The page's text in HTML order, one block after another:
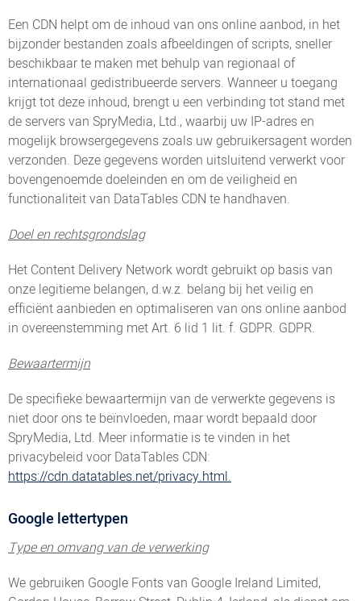
Een CDN helpt om de inhoud van ons online aanbod, in het
bijzonder bestanden zoals afbeeldingen of scripts, sneller
beschikbaar te maken met behulp van regionaal of
internationaal gedistribueerde servers. Wanneer u toegang
krijgt tot deze inhoud, brengt u een verbinding tot stand met
de servers van SpryMedia, Ltd., waarbij uw IP-adres en
mogelijk browsergegevens zoals uw gebruikersagent worden
verzonden. Deze gegevens worden uitsluitend verwerkt voor
bovengenoemde doeleinden en om de veiligheid en
functionaliteit van DataTables CDN te handhaven.
Doel en rechtsgrondslag
Het Content Delivery Network wordt gebruikt op basis van
onze legitieme belangen, d.w.z. belang bij het veilig en
efficiënt aanbieden en optimaliseren van ons online aanbod
in overeenstemming met Art. 6 lid 1 lit. f. GDPR. GDPR.
Bewaartermijn
De specifieke bewaartermijn van de verwerkte gegevens is
niet door ons te beïnvloeden, maar wordt bepaald door
SpryMedia, Ltd. Meer informatie is te vinden in het
privacybeleid voor DataTables CDN:
https://cdn.datatables.net/privacy.html.
Google lettertypen
Type en omvang van de verwerking
We gebruiken Google Fonts van Google Ireland Limited,